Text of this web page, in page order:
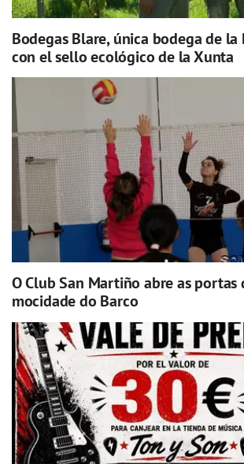
Bodegas Blare, única bodega de la
con el sello ecológico de la Xunta
O Club San Martiño abre as
mocidade do Barco